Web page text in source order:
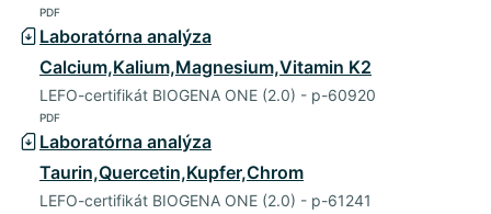
PDF
Laboratórna analýza
Calcium,Kalium,Magnesium,Vitamin K2
LEFO-certifikát BIOGENA ONE (2.0) - p-60920
PDF
Laboratórna analýza
Taurin,Quercetin,Kupfer,Chrom
LEFO-certifikát BIOGENA ONE (2.0) - p-61241